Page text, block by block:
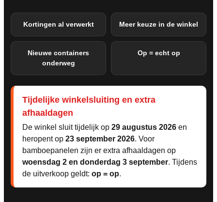
Kortingen al verwerkt Meer keuze in de winkel
Nieuwe containers
onderweg
Op = echt op
Tijdelijke winkelsluiting en extra
afhaaldagen
De winkel sluit tijdelijk op 29 augustus 2026 en
heropent op 23 september 2026. Voor
bamboepanelen zijn er extra afhaaldagen op
woensdag 2 en donderdag 3 september. Tijdens
de uitverkoop geldt: op = op.